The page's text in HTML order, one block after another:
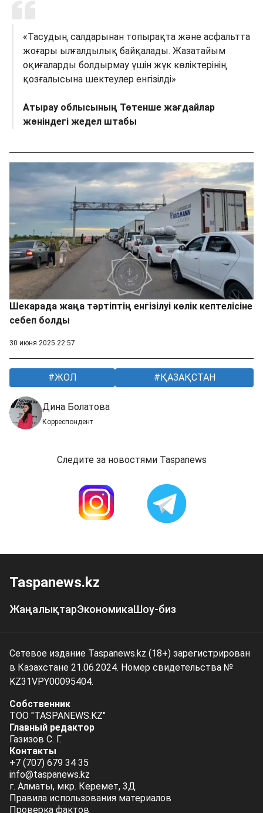
«Тасудың салдарынан топырақта және асфальтта
жоғары ылғалдылық байқалады. Жазатайым
оқиғаларды болдырмау үшін жүк көліктерінің
қозғалысына шектеулер енгізілді»
Атырау облысының Төтенше жағдайлар
жөніндегі жедел штабы
Шекарада жаңа тәртіптің енгізілуі көлік кептелісіне
себеп болды
30 июня 2025 22:57
ЖОЛ ҚАЗАҚСТАН
Дина Болатова
Корреспондент
Следите за новостями Taspanews
Taspanews.kz
ЖаңалықтарЭкономикаШоу-биз
Сетевое издание Taspanews.kz (18+) зарегистрирован
в Казахстане 21.06.2024. Номер свидетельства №
KZ31VPY00095404.
Собственник
ТОО "TASPANEWS.KZ"
Главный редактор
Газизов С. Г.
Контакты
+7 (707) 679 34 35
info@taspanews.kz
г. Алматы, мкр. Керемет, 3Д
Правила использования материалов
Проверка фактов